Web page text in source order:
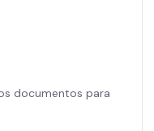
documentos para